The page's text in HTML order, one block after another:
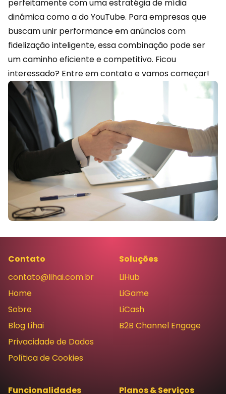
perfeitamente com uma estratégia de mídia
dinâmica como a do YouTube. Para empresas que
buscam unir performance em anúncios com
fidelização inteligente, essa combinação pode ser
um caminho eficiente e competitivo. Ficou
interessado? Entre em contatoe vamos começar!
Contato
contato@lihai.com.br
Home
Sobre
Blog Lihai
Privacidade de Dados
Política de Cookies
Soluções
LiHub
LiGame
LiCash
B2B Channel Engage
Funcionalidades Planos & Serviços